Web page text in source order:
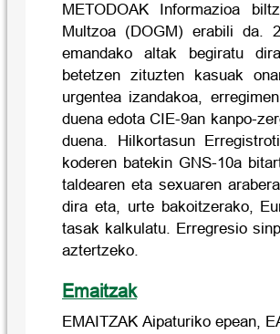
METODOAK Informazioa
Multzoa (DOGM) erabili da.
emandako altak begiratu
betetzen zituzten kasuak
urgentea izandakoa,
duena edota CIE-9an kanpo-
duena. Hilkortasun
koderen batekin GNS-10a
taldearen eta sexuaren
dira eta, urte bakoitzerako,
tasak kalkulatu. Erregresio
aztertzeko.
Emaitzak
EMAITZAK Aipaturiko epean,